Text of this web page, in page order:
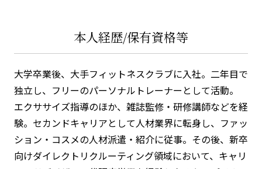
本人経歴/保有資格等
大学卒業後、大手フィットネスクラブに入社。二年目で
独立し、フリーのパーソナルトレーナーとして活動。
エクササイズ指導のほか、雑誌監修・研修講師などを経
験。セカンドキャリアとして人材業界に転身し、ファッ
ション・コスメの人材派遣・紹介に従事。その後、新卒
向けダイレクトリクルーティング領域において、キャリ